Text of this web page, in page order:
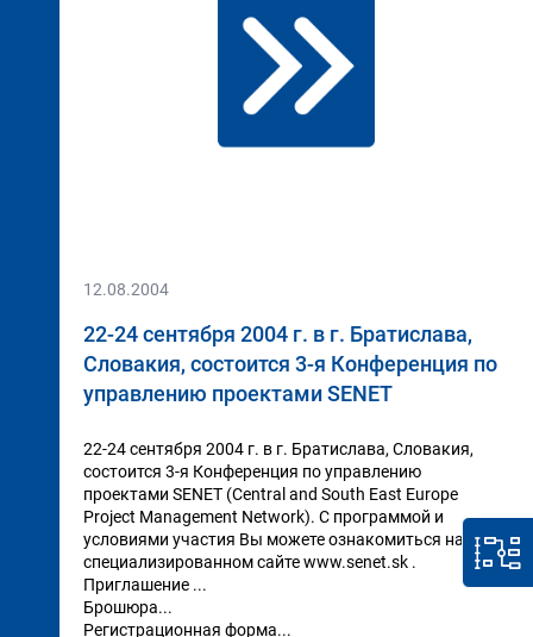
12.08.2004
22-24 сентября 2004 г. в г. Братислава,
Словакия, состоится 3-я Конференция по
управлению проектами SENET
22-24 сентября 2004 г. в г. Братислава, Словакия,
состоится 3-я Конференция по управлению
проектами SENET (Central and South East Europe
Project Management Network). С программой и
условиями участия Вы можете ознакомиться на
специализированном сайте www.senet.sk .
Приглашение ...
Брошюра...
Регистрационная форма...